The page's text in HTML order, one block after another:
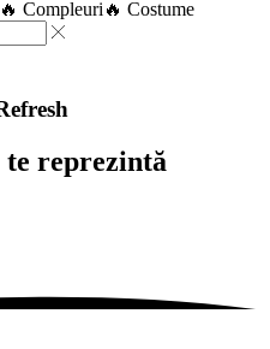
🔥 Compleuri 🔥 Costume
te reprezintă